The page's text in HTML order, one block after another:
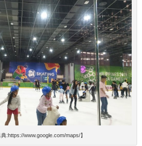
典:https://www.google.com/maps/】